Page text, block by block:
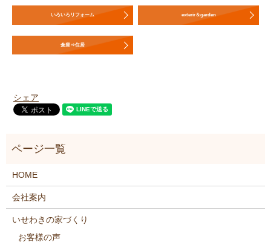
いろいろリフォーム exterir＆garden
倉庫⇒住居
シェア
HOME
会社案内
いせわきの家づくり
お客様の声